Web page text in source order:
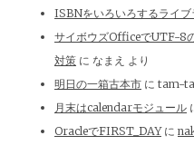
ISBNをいろいろするライブ
サイボウズOfficeでUTF-8
対策 に なまえ より
明日の一箱古本市 に tam-
月末はcalendarモジュール
OracleでFIRST_DAYに